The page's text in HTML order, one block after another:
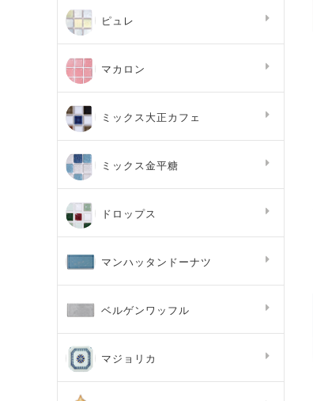
ピュレ
マカロン
ミックス大正カフェ
ミックス金平糖
ドロップス
マンハッタンドーナツ
ベルゲンワッフル
マジョリカ